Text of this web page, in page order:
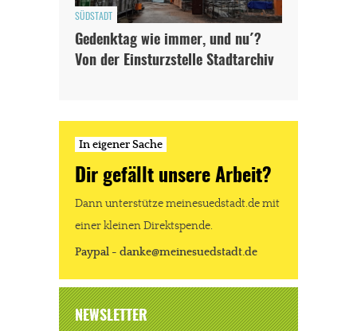
SÜDSTADT
Gedenktag wie immer, und nu´?
Von der Einsturzstelle Stadtarchiv
In eigener Sache
Dir gefällt unsere Arbeit?
Dann unterstütze meinesuedstadt.de mit
einer kleinen Direktspende.
Paypal - danke@meinesuedstadt.de
NEWSLETTER